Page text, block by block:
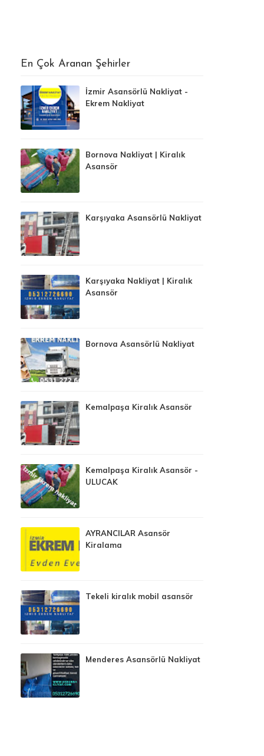
En Çok Aranan Şehirler
İzmir Asansörlü Nakliyat -
Ekrem Nakliyat
Bornova Nakliyat | Kiralık
Asansör
Karşıyaka Asansörlü Nakliyat
Karşıyaka Nakliyat | Kiralık
Asansör
Bornova Asansörlü Nakliyat
Kemalpaşa Kiralık Asansör
Kemalpaşa Kiralık Asansör -
ULUCAK
AYRANCILAR Asansör
Kiralama
Tekeli kiralık mobil asansör
Menderes Asansörlü Nakliyat